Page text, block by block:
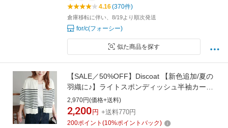
4.16(370件)
倉庫移転に伴い、8/19より順次発送
for/c(フォーシー)
似た商品を探す
【SALE／50%OFF】Discoat 【新色追加/夏の
羽織に♪】ライトスポンディッシュ半袖カーデ
ィガン《WEB限定》 ディスコート トップス カ
ーディガン ネイビー ブルー レッド ピンク ブラ
ウン ホワイト グレー イエロー ブラック グリー
2,970円(価格+送料)
2,200 円 +送料770円
200ポイント (10%ポイントバック)